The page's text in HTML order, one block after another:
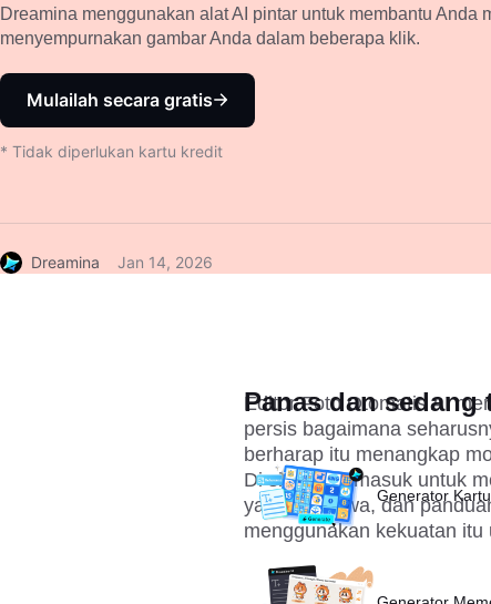
Dreamina menggunakan alat AI pintar untuk membantu Anda
menyempurnakan gambar Anda dalam beberapa klik.
Mulailah secara gratis
* Tidak diperlukan kartu kredit
Dreamina Jan 14, 2026
Editor Foto Otomatis AI
persis bagaimana
berharap itu menangkap
Di sinilah AI masuk untuk
yang istimewa, dan
menggunakan kekuatan
Panas dan sedang
Generator